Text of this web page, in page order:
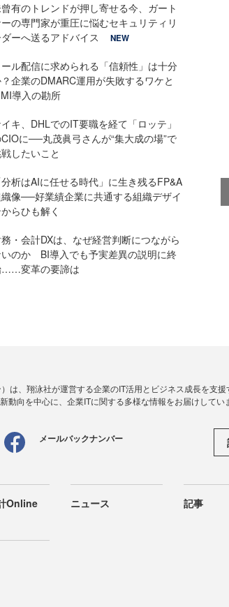
有のトレンドが押し寄せる今、ガート
の専門家が重圧に悩むセキュリティリ
ーへ送るアドバイス
NEW
ール配信に求められる「信頼性」は十分
企業のDMARC運用が失敗するワケと
導入の勘所
キ、DHLでのIT要職を経て「ロッテ」
に──丸茂眞弓さんが“集大成の場”で
したいこと
分析はAIに任せる時代」に生き残るFP&A
像──好業績企業に共通する組織デザイ
らひも解く
・会計DXは、なぜ経営判断につながら
いのか BI導入でも予実差異の説明に終
……変革の要諦は
は、翔泳社が運営する企業のIT活用とビジネス成長を支
動向を中心に、企業ITに関する多様な情報をお届けしてい
メールバックナンバー
Online ニュース 記事